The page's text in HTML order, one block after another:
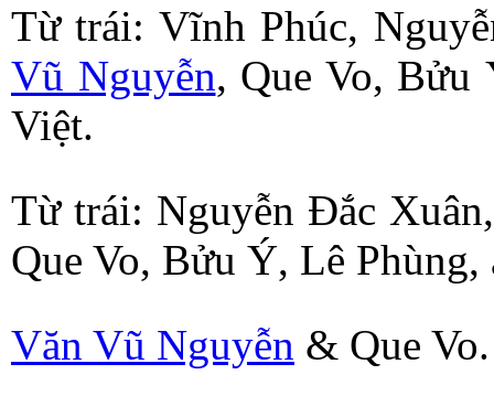
Từ trái: Vĩnh Phúc,
Vũ Nguyễn, Que Vo, Bửu
Việt.
Từ trái: Nguyễn Đắc
Que Vo, Bửu Ý, Lê
Văn Vũ Nguyễn & Que Vo.